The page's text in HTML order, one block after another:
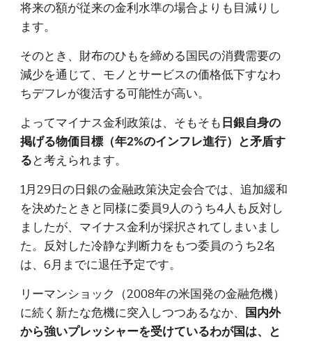
将来の額が従来の金利水準の場合よりも目減りし
ます。
そのとき、財布のひもを締める国民の消費需要の
減少を通じて、モノとサービスの価格低下すなわ
ちデフレが復活する可能性が高い。
よってマイナス金利政策は、そもそも 日銀自身の
掲げる物価目標（年2%のインフレ進行）と矛盾す
る と考えられます。
1月29日の日銀の金融政策決定会合では、追加緩和
を決めたときと同様に委員9人のうち4人も反対し
ましたが、マイナス金利が採択されてしまいまし
た。反対した冷静な判断力をもつ委員のうち2名
は、6月までに退任予定です。
リーマンショック（2008年の米国発の金融危機）
に続く新たな危機に突入しつつあるなか、
国内外
から強いプレッシャーを受けているわが国は、と